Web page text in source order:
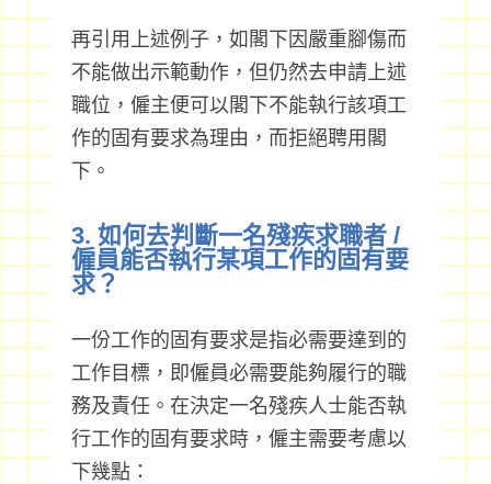
再引用上述例子，如閣下因嚴重腳傷而
不能做出示範動作，但仍然去申請上述
職位，僱主便可以閣下不能執行該項工
作的固有要求為理由，而拒絕聘用閣
下。
3. 如何去判斷一名殘疾求職者 /
僱員能否執行某項工作的固有要
求？
一份工作的固有要求是指必需要達到的
工作目標，即僱員必需要能夠履行的職
務及責任。在決定一名殘疾人士能否執
行工作的固有要求時，僱主需要考慮以
下幾點：